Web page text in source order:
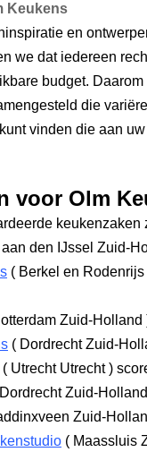
Keukens
en
we dat iedereen
budget.
die
vinden die aan
voor Olm
keukenzaken
den IJssel Zuid-
( Berkel en
Zuid-Holland
( Dordrecht Zuid-
( Utrecht Utrecht)
Dordrecht Zuid-Holland
Zuid-
( Maassluis